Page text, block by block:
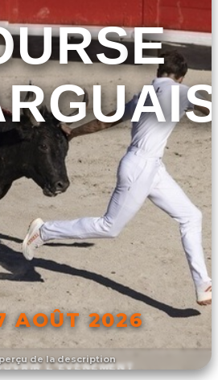
de la description
AOÛT 2026
L'ÉVÉNEMENT